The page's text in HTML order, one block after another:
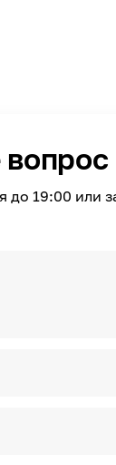
вопрос
до 19:00 или